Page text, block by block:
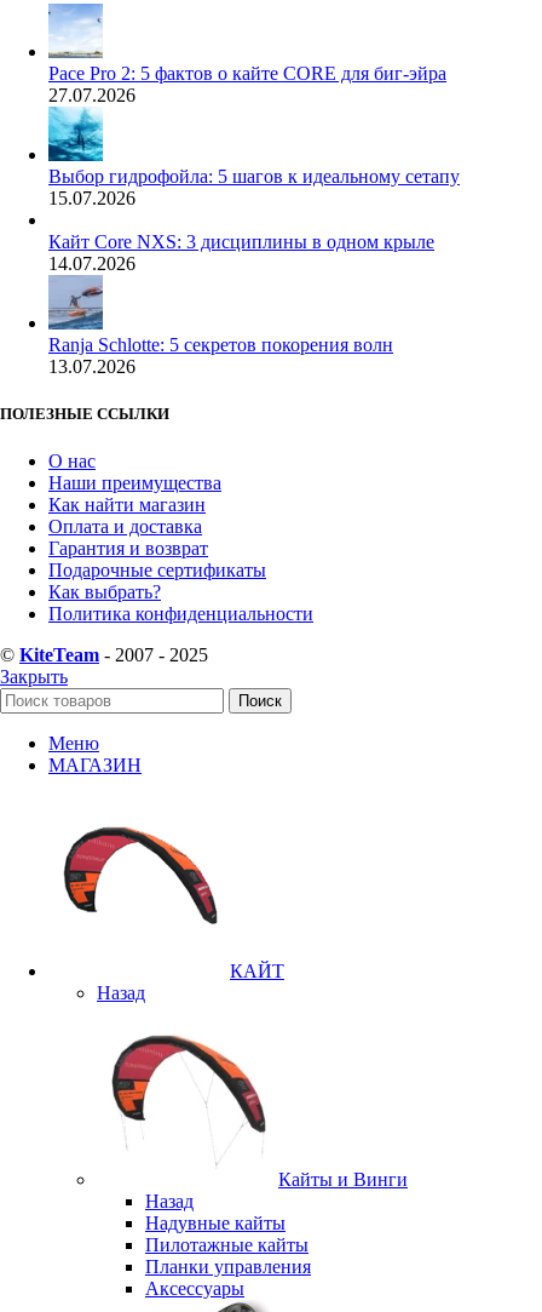
Pace Pro 2: 5 фактов о кайте CORE для биг-эйра
27.07.2026
Выбор гидрофойла: 5 шагов к идеальному сетапу
15.07.2026
Кайт Core NXS: 3 дисциплины в одном крыле
14.07.2026
Ranja Schlotte: 5 секретов покорения волн
13.07.2026
ПОЛЕЗНЫЕ ССЫЛКИ
О нас
Наши преимущества
Как найти магазин
Оплата и доставка
Гарантия и возврат
Подарочные сертификаты
Как выбрать?
Политика конфиденциальности
© KiteTeam - 2007 - 2025
Закрыть
Поиск
Меню
МАГАЗИН
КАЙТ
Назад
Кайты и Винги
Назад
Надувные кайты
Пилотажные кайты
Планки управления
Аксессуары